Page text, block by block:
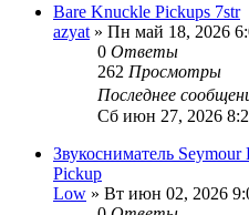
Bare Knuckle Pickups 7str
azyat » Пн май 18, 2026
0 Ответы
262 Просмотры
Последнее
Сб июн 27, 2026
Звукосниматель
Pickup
Low » Вт июн 02, 2026